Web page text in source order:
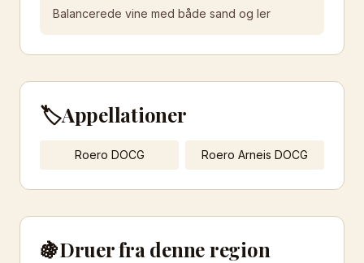
Balancerede vine med både sand og ler
🏷️Appellationer
Roero DOCG Roero Arneis DOCG
🍇Druer fra denne region